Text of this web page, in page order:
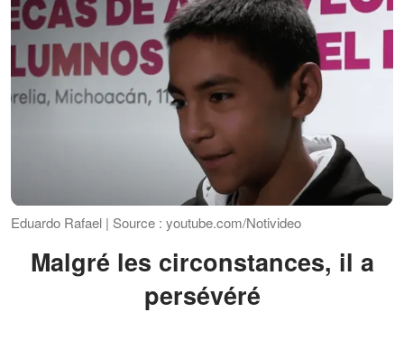
Eduardo Rafael | Source : youtube.com/Notivideo
Malgré les circonstances, il a
persévéré